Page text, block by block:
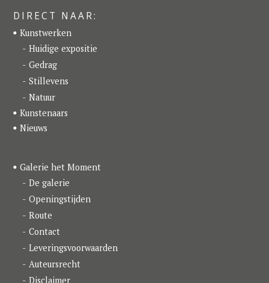
e
b
o
o
k
t
a
g
r
a
m
k
e
d
I
n
DIRECT NAAR:
Kunstwerken
Huidige expositie
Gedrag
Stillevens
Natuur
Kunstenaars
Nieuws
Galerie het Moment
De galerie
Openingstijden
Route
Contact
Leveringsvoorwaarden
Auteursrecht
Disclaimer